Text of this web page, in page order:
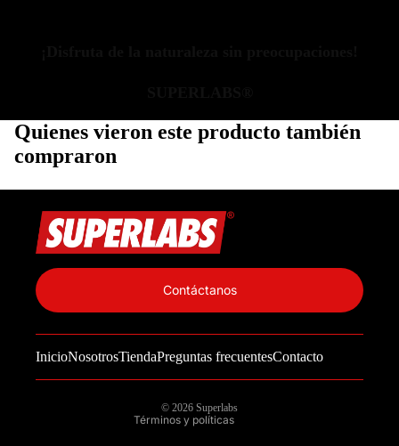
Quienes vieron este producto también
compraron
InicioNosotrosTiendaPreguntas frecuentesContacto
Contáctanos
© 2026 Superlabs
Términos y políticas
Información de contacto
Política de reembolso
Términos del servicio
Política de envío